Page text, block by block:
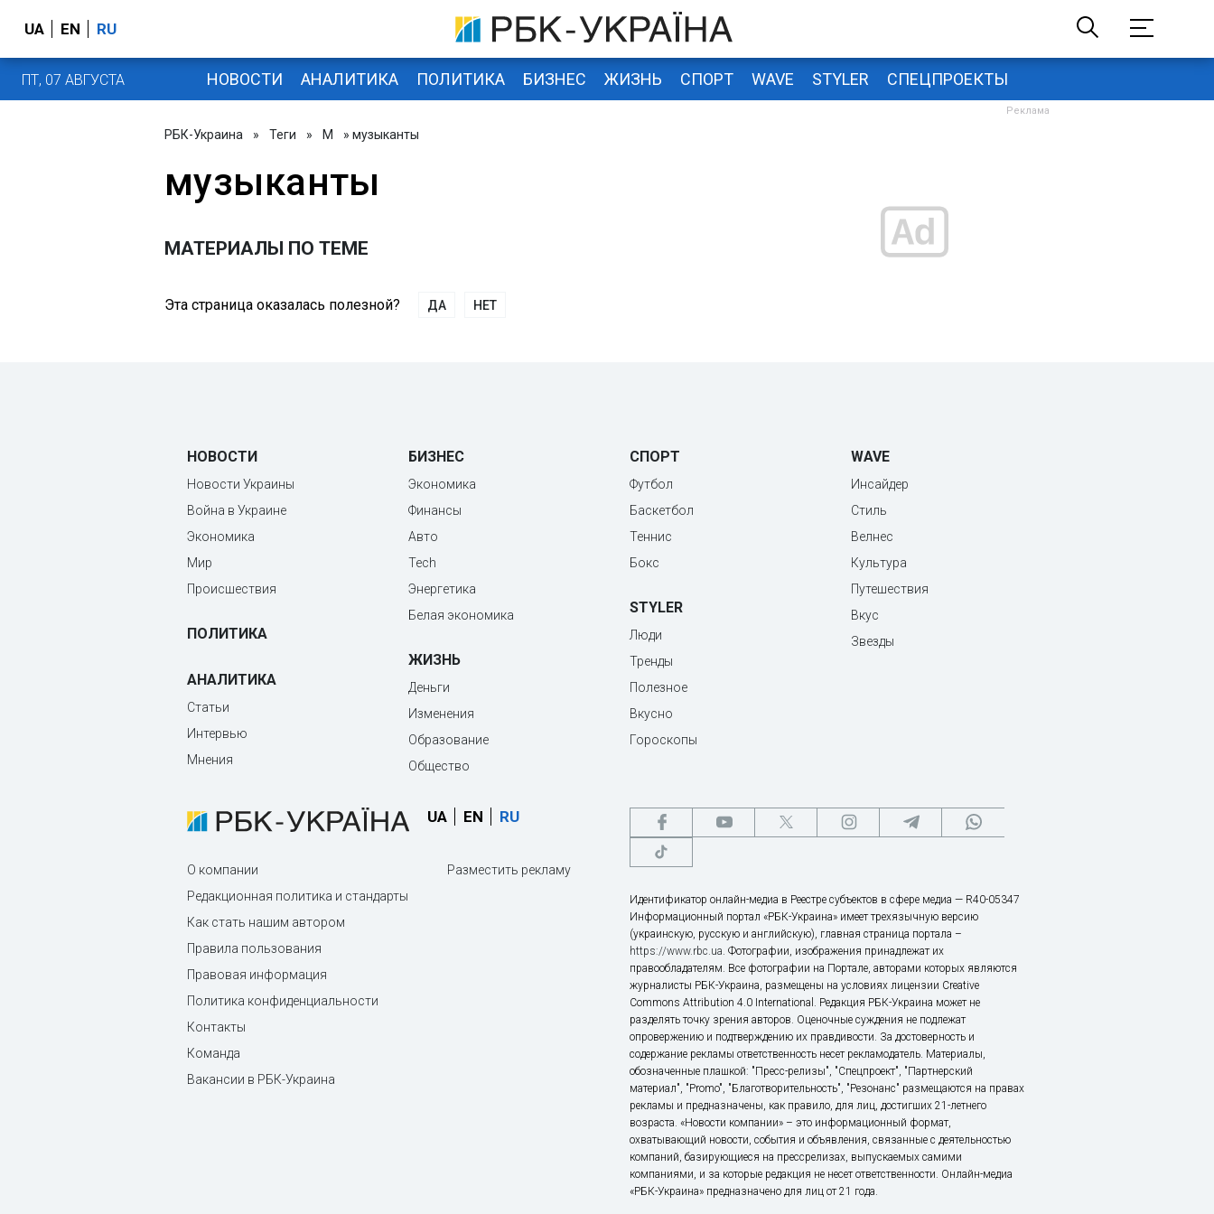
UA EN RU
ПТ, 07 АВГУСТА НОВОСТИ АНАЛИТИКА ПОЛИТИКА БИЗНЕС ЖИЗНЬ СПОРТ WAVE STYLER СПЕЦПРОЕКТЫ
РБК-Украина » Теги » М » музыканты
музыканты
МАТЕРИАЛЫ ПО ТЕМЕ
Эта страница оказалась полезной? ДА НЕТ
НОВОСТИ
Новости Украины
Война в Украине
Экономика
Мир
Происшествия
ПОЛИТИКА
АНАЛИТИКА
Статьи
Интервью
Мнения
БИЗНЕС
Экономика
Финансы
Авто
Tech
Энергетика
Белая экономика
ЖИЗНЬ
Деньги
Изменения
Образование
Общество
СПОРТ
Футбол
Баскетбол
Теннис
Бокс
STYLER
Люди
Тренды
Полезное
Вкусно
Гороскопы
WAVE
Инсайдер
Стиль
Велнес
Культура
Путешествия
Вкус
Звезды
UA EN RU
О компании
Редакционная политика и стандарты
Как стать нашим автором
Правила пользования
Правовая информация
Политика конфиденциальности
Контакты
Команда
Вакансии в РБК-Украина
Разместить рекламу
Идентификатор онлайн-медиа в Реестре субъектов в сфере медиа — R40-05347
Информационный портал «РБК-Украина» имеет трехязычную версию
(украинскую, русскую и английскую), главная страница портала –
https://www.rbc.ua. Фотографии, изображения принадлежат их
правообладателям. Все фотографии на Портале, авторами которых являются
журналисты РБК-Украина, размещены на условиях лицензии Creative
Commons Attribution 4.0 International. Редакция РБК-Украина может не
разделять точку зрения авторов. Оценочные суждения не подлежат
опровержению и подтверждению их правдивости. За достоверность и
содержание рекламы ответственность несет рекламодатель. Материалы,
обозначенные плашкой: "Пресс-релизы", "Спецпроект", "Партнерский
материал", "Promo", "Благотворительность", "Резонанс" размещаются на правах
рекламы и предназначены, как правило, для лиц, достигших 21-летнего
возраста. «Новости компании» – это информационный формат,
охватывающий новости, события и объявления, связанные с деятельностью
компаний, базирующиеся на прессрелизах, выпускаемых самими
компаниями, и за которые редакция не несет ответственности. Онлайн-медиа
«РБК-Украина» предназначено для лиц от 21 года.